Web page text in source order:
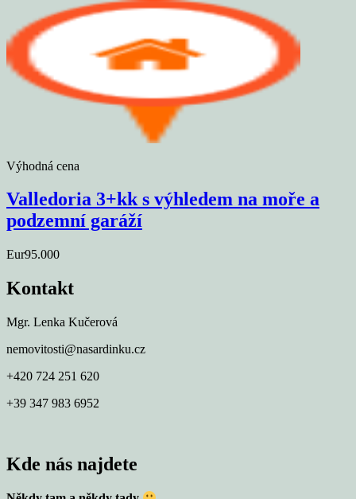
Výhodná cena
Valledoria 3+kk s výhledem na moře a
podzemní garáží
Eur95.000
Kontakt
Mgr. Lenka Kučerová
nemovitosti@nasardinku.cz
+420 724 251 620
+39 347 983 6952
Kde nás najdete